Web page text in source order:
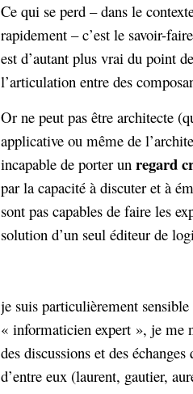
Ce qui se perd – dans le
rapidement – c’est le savoir-
est d’autant plus vrai du point
l’articulation entre des
Or ne peut pas être architecte
applicative ou même de
incapable de porter un regard
par la capacité à discuter et à
sont pas capables de faire les
solution d’un seul éditeur de
je suis particulièrement
« informaticien expert », je me
des discussions et des
d’entre eux (laurent, gautier,